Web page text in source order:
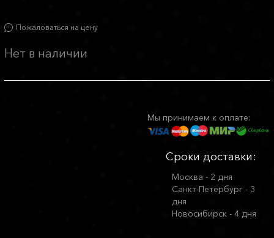
Пожаловаться на цену
Нет в наличии
Мы принимаем к оплате:
Сроки доставки:
Москва - 2 дня
Санкт-Петербург - 3
дня
Новосибирск - 4 дня